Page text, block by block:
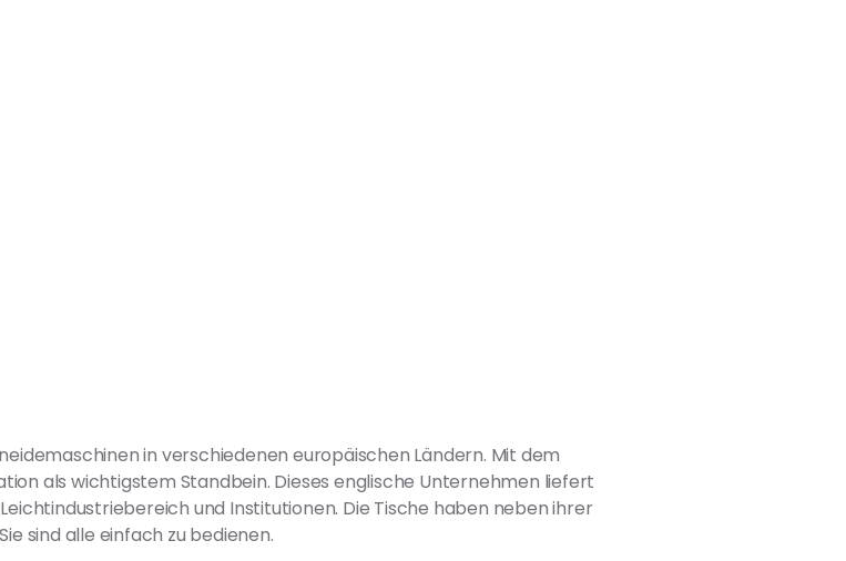
in verschiedenen europäischen Ländern. Mit dem
als wichtigstem Standbein. Dieses englische Unternehmen liefert
und Institutionen. Die Tische haben neben ihrer
sind alle einfach zu bedienen.